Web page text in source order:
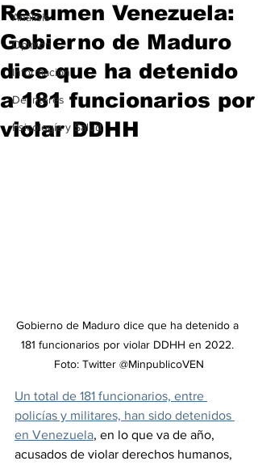
Análisis
Opinión
Información
De interés
Psicología y Salud
Resumen Venezuela:
Gobierno de Maduro
dice que ha detenido
a 181 funcionarios por
violar DDHH
Gobierno de Maduro dice que ha detenido a
181 funcionarios por violar DDHH en 2022.
Foto: Twitter @MinpublicoVEN
Un total de 181 funcionarios, entre
policías y militares, han sido detenidos
en Venezuela, en lo que va de año,
acusados de violar derechos humanos,